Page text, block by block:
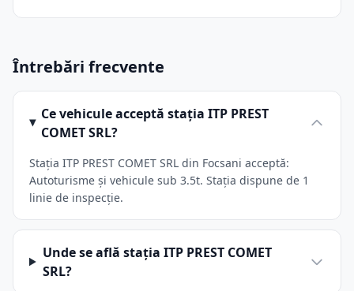
Întrebări frecvente
Ce vehicule acceptă stația ITP PREST
COMET SRL?
Stația ITP PREST COMET SRL din Focsani acceptă:
Autoturisme și vehicule sub 3.5t. Stația dispune de 1
linie de inspecție.
Unde se află stația ITP PREST COMET
SRL?